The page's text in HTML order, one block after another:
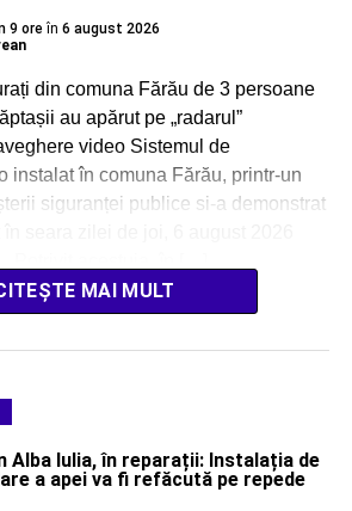
9 ore în 6 august 2026
din comuna Fărău de 3 persoane
au apărut pe „radarul”
video Sistemul de
instalat în comuna Fărău, printr-un
siguranței publice si-a demonstrat
MAI MULT
Alba Iulia, în reparații: Instalația de
a apei va fi refăcută pe repede